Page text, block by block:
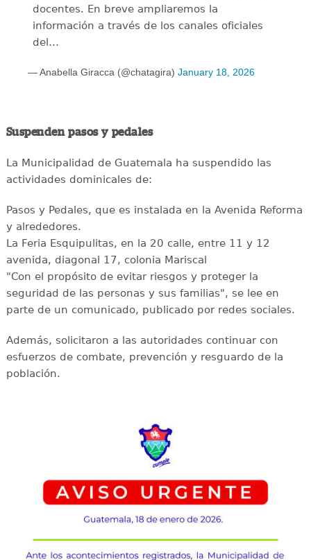
docentes. En breve ampliaremos la
información a través de los canales oficiales
del…
— Anabella Giracca (@chatagira) January 18, 2026
Suspenden pasos y pedales
La Municipalidad de Guatemala ha suspendido las
actividades dominicales de:
Pasos y Pedales, que es instalada en la Avenida Reforma
y alrededores.
La Feria Esquipulitas, en la 20 calle, entre 11 y 12
avenida, diagonal 17, colonia Mariscal
"Con el propósito de evitar riesgos y proteger la
seguridad de las personas y sus familias", se lee en
parte de un comunicado, publicado por redes sociales.
Además, solicitaron a las autoridades continuar con
esfuerzos de combate, prevención y resguardo de la
población.